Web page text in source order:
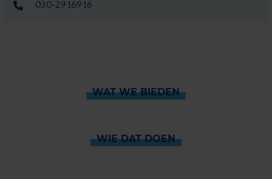
030-2916916
WAT WE BIEDEN
WIE DAT DOEN